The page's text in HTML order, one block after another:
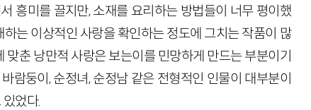
흥미를 끌지만, 소재를 요리하는 방법들이 너무 평이했
는 이상적인 사랑을 확인하는 정도에 그치는 작품이 많
춘 낭만적 사랑은 보는이를 민망하게 만드는 부분이기
람둥이, 순정녀, 순정남 같은 전형적인 인물이 대부분이
었다.